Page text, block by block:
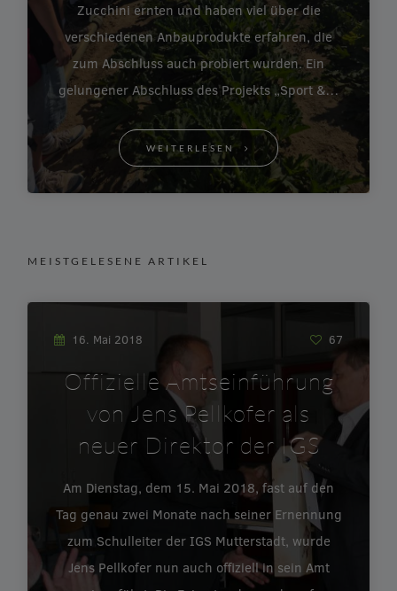
Zucchini ernten und haben viel über die
verschiedenen Anbauprodukte erfahren, die
zum Abschluss auch probiert wurden. Ein
gelungener Abschluss des Projekts „Sport &…
WEITERLESEN
MEISTGELESENE ARTIKEL
16. Mai 2018 67
Offizielle Amtseinführung
von Jens Pellkofer als
neuer Direktor der IGS
Am Dienstag, dem 15. Mai 2018, fast auf den
Tag genau zwei Monate nach seiner Ernennung
zum Schulleiter der IGS Mutterstadt, wurde
Jens Pellkofer nun auch offiziell in sein Amt